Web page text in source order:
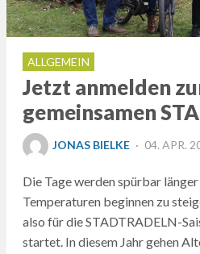
ALLGEMEIN
Jetzt anmelden
gemeinsamen
JONAS BIELKE
POSTED
04. APR.
Die Tage werden spürbar länger
Temperaturen beginnen zu
also für die STADTRADELN-
startet. In diesem Jahr gehen